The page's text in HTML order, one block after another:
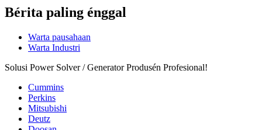
Bérita paling énggal
Warta pausahaan
Warta Industri
Solusi Power Solver / Generator Produsén Profesional!
Cummins
Perkins
Mitsubishi
Deutz